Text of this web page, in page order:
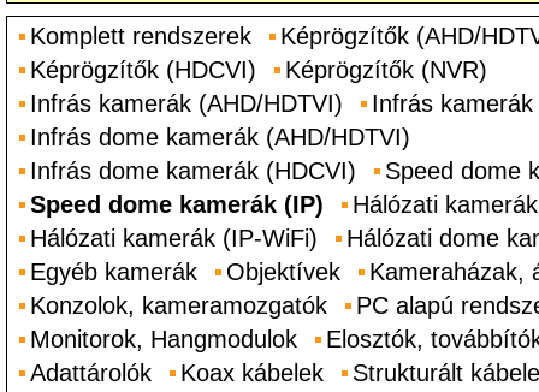
Komplett rendszerek
Képrögzítők (AHD/
Képrögzítők (HDCVI)
Képrögzítők (NVR)
Infrás kamerák (AHD/HDTVI)
Infrás
Infrás dome kamerák (AHD/HDTVI)
Infrás dome kamerák (HDCVI)
Speed dome
Speed dome kamerák (IP)
Hálózati
Hálózati kamerák (IP-WiFi)
Hálózati dome
Egyéb kamerák
Objektívek
Kameraházak,
Konzolok, kameramozgatók
PC alapú
Monitorok, Hangmodulok
Elosztók,
Adattárolók
Koax kábelek
Strukturált